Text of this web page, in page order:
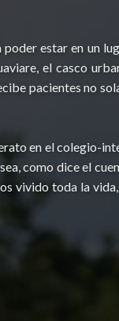
estar en un
el casco
pacientes no
en el colegio-
como dice el
vivido toda la